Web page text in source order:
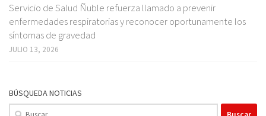
Servicio de Salud Ñuble refuerza llamado a prevenir
enfermedades respiratorias y reconocer oportunamente los
síntomas de gravedad
JULIO 13, 2026
BÚSQUEDA NOTICIAS
Buscar: